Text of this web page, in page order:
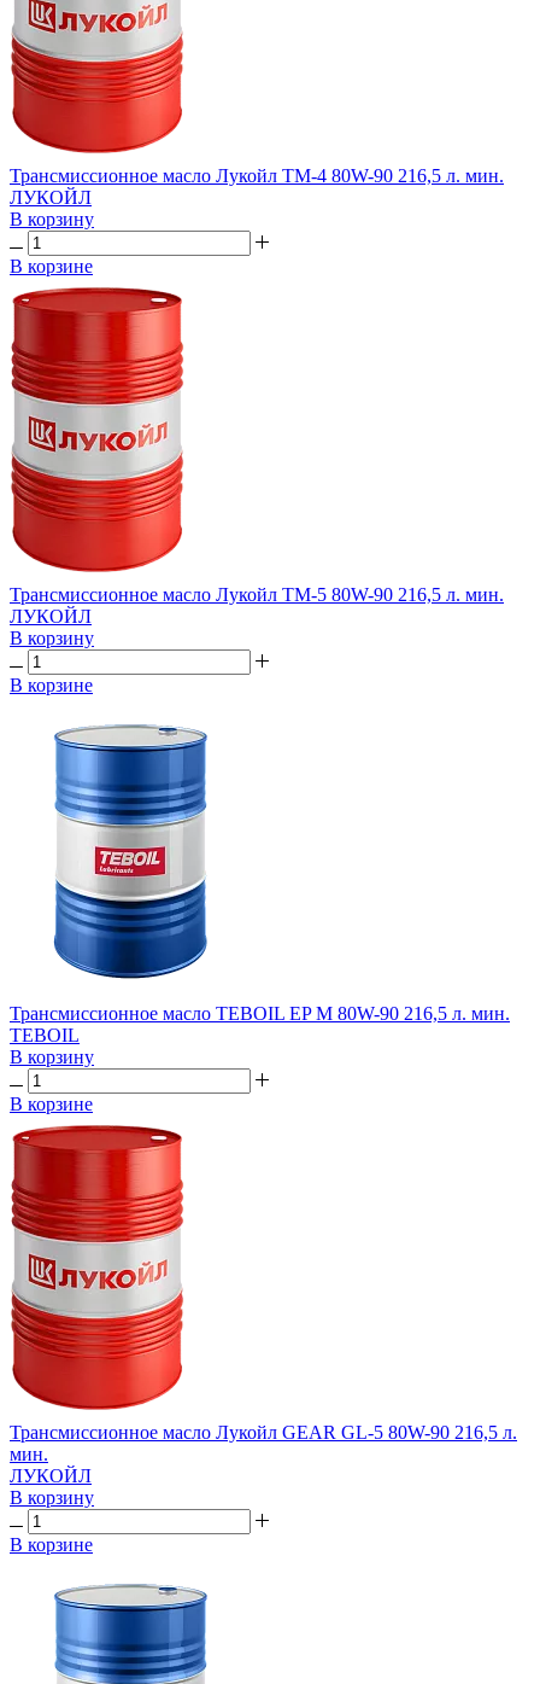
Трансмиссионное масло Лукойл ТМ-4 80W-90 216,5 л. мин.
ЛУКОЙЛ
В корзину
В корзине
Трансмиссионное масло Лукойл ТМ-5 80W-90 216,5 л. мин.
ЛУКОЙЛ
В корзину
В корзине
Трансмиссионное масло TEBOIL EP M 80W-90 216,5 л. мин.
TEBOIL
В корзину
В корзине
Трансмиссионное масло Лукойл GEAR GL-5 80W-90 216,5 л.
мин.
ЛУКОЙЛ
В корзину
В корзине